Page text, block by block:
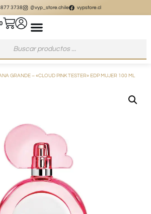
3738 @vyp_store.chile vypstore.cl
GRANDE – «CLOUD PINK TESTER» EDP MUJER 100 ML